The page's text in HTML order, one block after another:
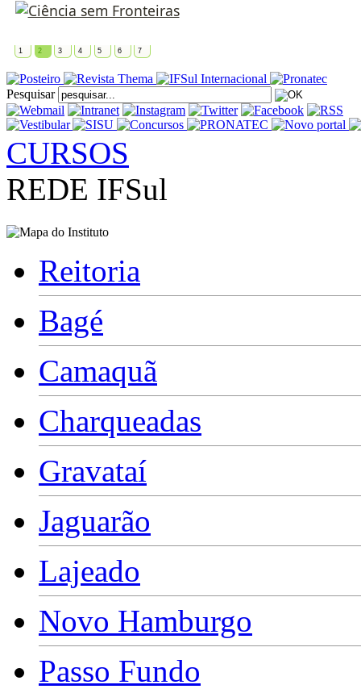
1 2 3 4 5 6 7
Pesquisar
CURSOS
REDE IFSul
Reitoria
Bagé
Camaquã
Charqueadas
Gravataí
Jaguarão
Lajeado
Novo Hamburgo
Passo Fundo